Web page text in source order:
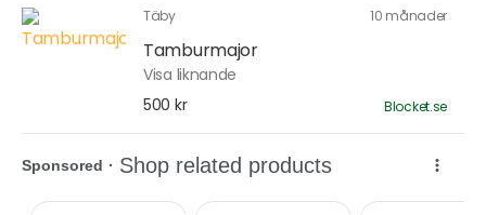
Täby 10 månader
Tamburmajor
Visa liknande
500 kr
Blocket.se